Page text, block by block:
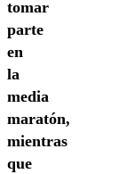
tomar
parte
en
la
media
maratón,
mientras
que